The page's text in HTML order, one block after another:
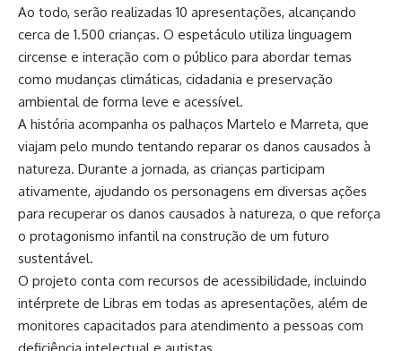
Ao todo, serão realizadas 10 apresentações, alcançando
cerca de 1.500 crianças. O espetáculo utiliza linguagem
circense e interação com o público para abordar temas
como mudanças climáticas, cidadania e preservação
ambiental de forma leve e acessível.
A história acompanha os palhaços Martelo e Marreta, que
viajam pelo mundo tentando reparar os danos causados à
natureza. Durante a jornada, as crianças participam
ativamente, ajudando os personagens em diversas ações
para recuperar os danos causados à natureza, o que reforça
o protagonismo infantil na construção de um futuro
sustentável.
O projeto conta com recursos de acessibilidade, incluindo
intérprete de Libras em todas as apresentações, além de
monitores capacitados para atendimento a pessoas com